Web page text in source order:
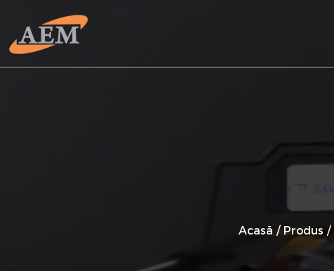
Acasă / Produs /